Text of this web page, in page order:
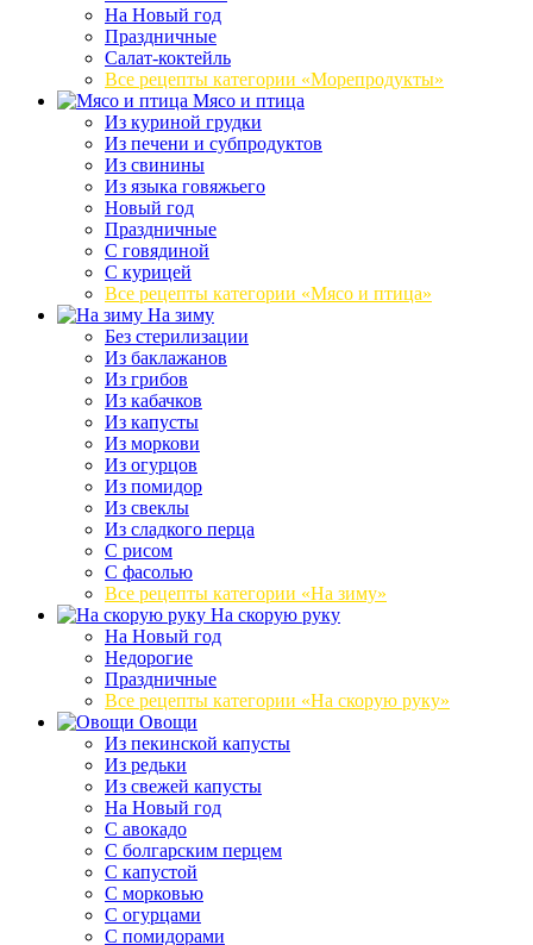
На Новый год
Праздничные
Салат-коктейль
Все рецепты категории «Морепродукты»
Мясо и птица
Из куриной грудки
Из печени и субпродуктов
Из свинины
Из языка говяжьего
Новый год
Праздничные
С говядиной
С курицей
Все рецепты категории «Мясо и птица»
На зиму
Без стерилизации
Из баклажанов
Из грибов
Из кабачков
Из капусты
Из моркови
Из огурцов
Из помидор
Из свеклы
Из сладкого перца
С рисом
С фасолью
Все рецепты категории «На зиму»
На скорую руку
На Новый год
Недорогие
Праздничные
Все рецепты категории «На скорую руку»
Овощи
Из пекинской капусты
Из редьки
Из свежей капусты
На Новый год
С авокадо
С болгарским перцем
С капустой
С морковью
С огурцами
С помидорами